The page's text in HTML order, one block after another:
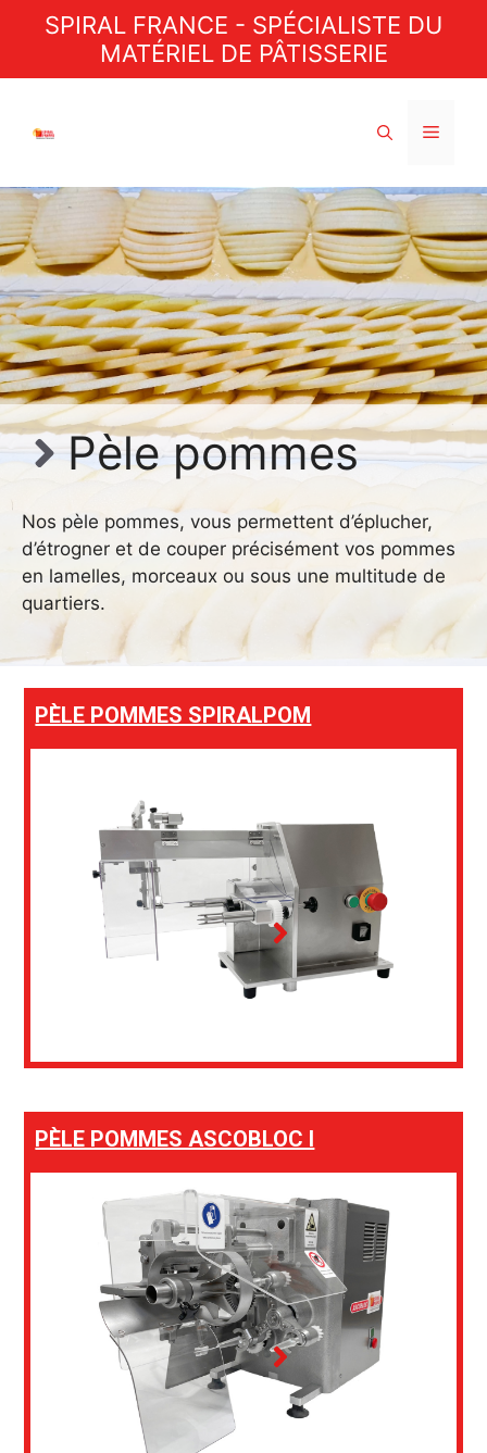
SPIRAL FRANCE - SPÉCIALISTE DU
MATÉRIEL DE PÂTISSERIE
Menu
Pèle pommes
Nos pèle pommes, vous permettent d’éplucher,
d’étrogner et de couper précisément vos pommes
en lamelles, morceaux ou sous une multitude de
quartiers.
PÈLE POMMES SPIRALPOM
PÈLE POMMES ASCOBLOC I